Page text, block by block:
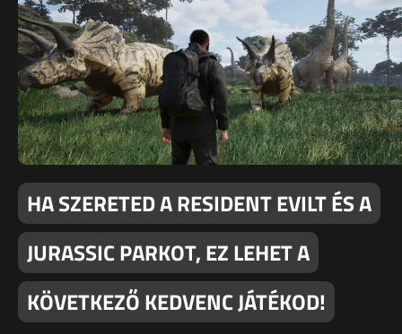
HA SZERETED A RESIDENT EVILT ÉS A
JURASSIC PARKOT, EZ LEHET A
KÖVETKEZŐ KEDVENC JÁTÉKOD!